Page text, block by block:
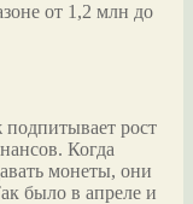
от 1,2 млн до
рост
Когда
монеты, они
было в апреле и